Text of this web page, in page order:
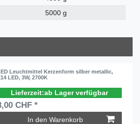
5000 g
Leuchtmittel Kerzenform silber metallic,
LED, 3W, 2700K
ab Lager verfügbar
CHF *
In den Warenkorb